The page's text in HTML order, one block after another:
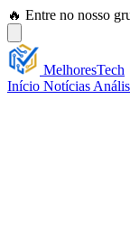
🔥 Entre no nosso
MelhoresTech
Início Notícias